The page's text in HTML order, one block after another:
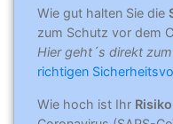
Wie gut halten Sie die
zum Schutz vor dem
Hier geht´s direkt zum
richtigen
Wie hoch ist Ihr Risiko